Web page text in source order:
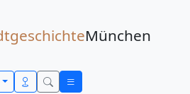
München